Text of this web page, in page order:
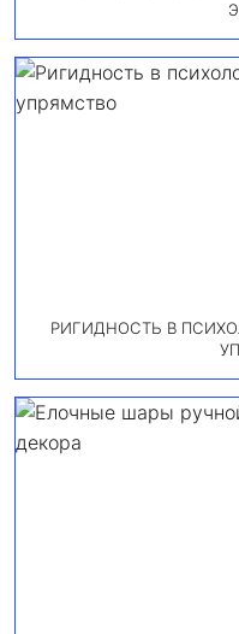
РИГИДНОСТЬ В